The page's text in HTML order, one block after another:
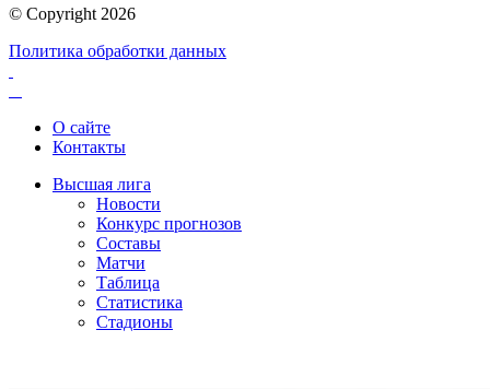
© Copyright 2026
Политика обработки данных
О сайте
Контакты
Высшая лига
Новости
Конкурс прогнозов
Составы
Матчи
Таблица
Статистика
Стадионы